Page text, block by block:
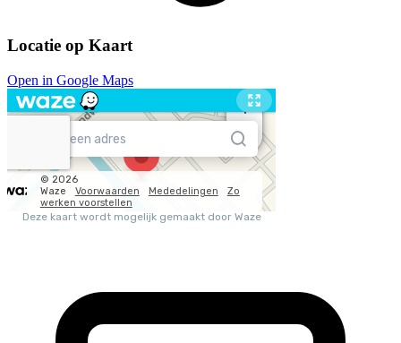
Locatie op Kaart
Open in Google Maps